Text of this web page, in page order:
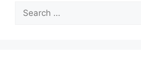
for: